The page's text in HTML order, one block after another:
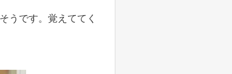
うです。覚えててく